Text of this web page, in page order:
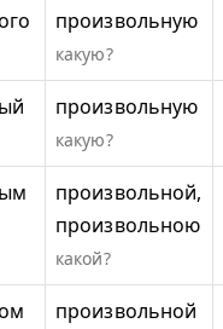
произвольную
какую?
произвольную
какую?
произвольной,
произвольною
какой?
произвольной